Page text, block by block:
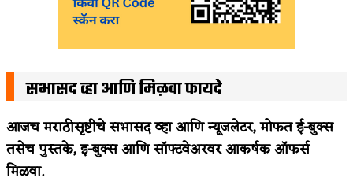
सभासद व्हा आणि मिळवा फायदे
आजच मराठीसृष्टीचे सभासद व्हा आणि न्यूजलेटर, मोफत ई-बुक्स
तसेच पुस्तके, इ-बुक्स आणि सॉफ्टवेअरवर आकर्षक ऑफर्स
मिळवा.